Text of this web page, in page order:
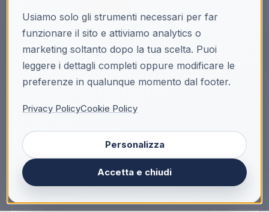
Usiamo solo gli strumenti necessari per far
funzionare il sito e attiviamo analytics o
marketing soltanto dopo la tua scelta. Puoi
leggere i dettagli completi oppure modificare le
preferenze in qualunque momento dal footer.
Privacy PolicyCookie Policy
Personalizza
Accetta e chiudi
Descrizione
Mai così Pro.
Pro assoluto.
iPhone 17 Pro. L’iPhone più potente di sempre. Brillante
display da 6,3", design unibody in alluminio, chip A19
Pro, fotocamere posteriori tutte da 48MP e
un’autonomia senza precedenti.